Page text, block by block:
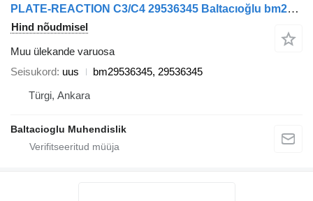
PLATE-REACTION C3/C4 29536345 Baltacıoğlu bm29536345 tüübi jaoks bussi
Hind nõudmisel
Muu ülekande varuosa
Seisukord uus
bm29536345, 29536345
Türgi, Ankara
Baltacioglu Muhendislik